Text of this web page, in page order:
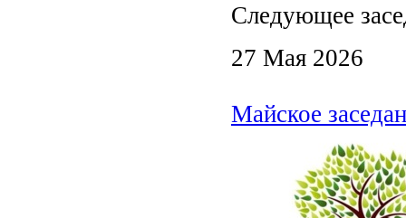
Следующее
27 Мая 2026
Майское